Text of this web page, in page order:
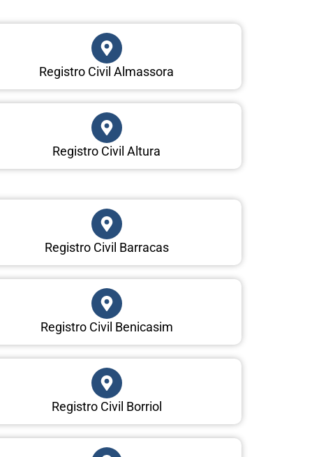
Registro Civil Almassora
Registro Civil Altura
Registro Civil Barracas
Registro Civil Benicasim
Registro Civil Borriol